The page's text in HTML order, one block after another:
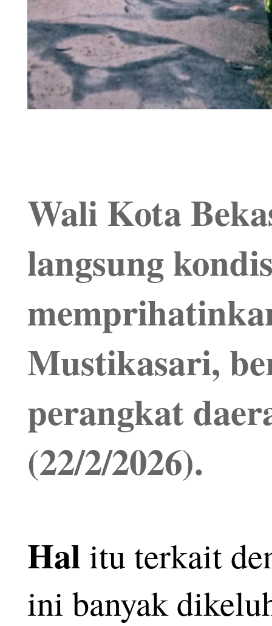
Wali Kota
langsung
Mustikasari,
perangkat
(22/2/2026).
Hal itu terkait
ini banyak